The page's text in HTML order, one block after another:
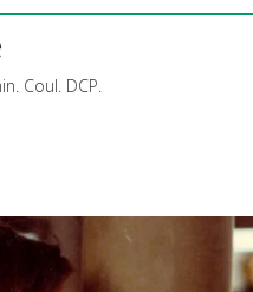
Coul. DCP.